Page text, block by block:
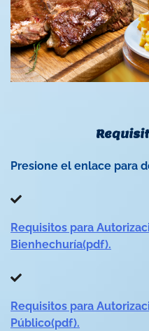
Presione el enlace para
Requisitos para
Bienhechuría(pdf).
Requisitos para
Público(pdf).